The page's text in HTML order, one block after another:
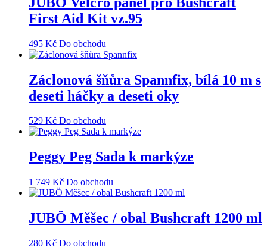
First Aid Kit vz.95
495 Kč Do obchodu
Záclonová šňůra Spannfix, bílá 10 m s
deseti háčky a deseti oky
529 Kč Do obchodu
Peggy Peg Sada k markýze
1 749 Kč Do obchodu
JUBÖ Měšec / obal Bushcraft 1200 ml
280 Kč Do obchodu